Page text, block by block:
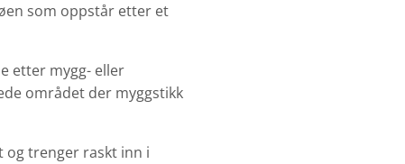
som oppstår etter et
etter mygg- eller
området der myggstikk
og trenger raskt inn i